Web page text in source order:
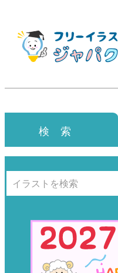
検 索
検索